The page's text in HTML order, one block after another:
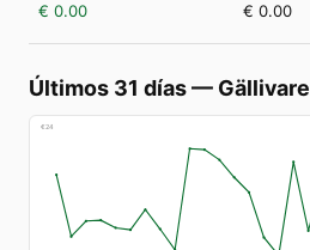
€ 0.00 € 0.00
Últimos 31 días— Gällivare
€24